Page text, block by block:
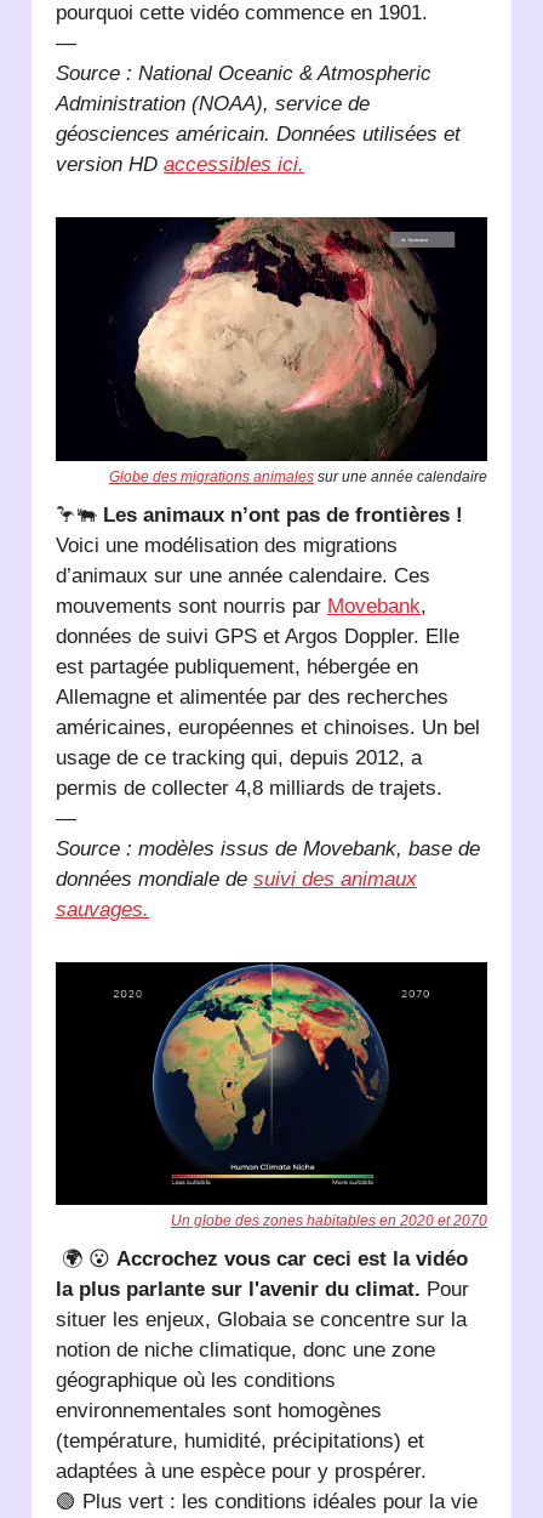
pourquoi cette vidéo commence en 1901.
—
Source : National Oceanic & Atmospheric
Administration (NOAA), service de
géosciences américain. Données utilisées et
version HD accessibles ici.
Globe des migrations animales sur une année calendaire
🦩🐃 Les animaux n’ont pas de frontières !
Voici une modélisation des migrations
d’animaux sur une année calendaire. Ces
mouvements sont nourris par Movebank,
données de suivi GPS et Argos Doppler. Elle
est partagée publiquement, hébergée en
Allemagne et alimentée par des recherches
américaines, européennes et chinoises. Un bel
usage de ce tracking qui, depuis 2012, a
permis de collecter 4,8 milliards de trajets.
—
Source : modèles issus de Movebank, base de
données mondiale de suivi des animaux
sauvages.
Un globe des zones habitables en 2020 et 2070
🌍 😮 Accrochez vous car ceci est la vidéo
la plus parlante sur l'avenir du climat. Pour
situer les enjeux, Globaia se concentre sur la
notion de niche climatique, donc une zone
géographique où les conditions
environnementales sont homogènes
(température, humidité, précipitations) et
adaptées à une espèce pour y prospérer.
🟢 Plus vert : les conditions idéales pour la vie